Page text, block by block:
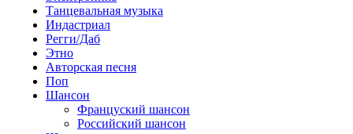
Танцевальная музыка
Индастриал
Регги/Даб
Этно
Авторская песня
Поп
Шансон
Француский шансон
Российский шансон